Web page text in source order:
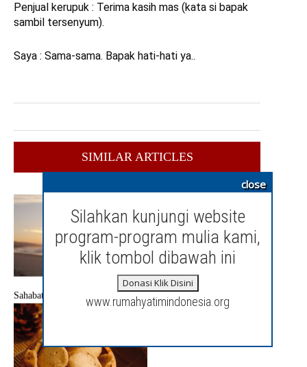
close
Silahkan kunjungi website
program-program mulia kami,
klik tombol dibawah ini
Donasi Klik Disini
www.rumahyatimindonesia.org
Penjual kerupuk : Terima kasih mas (kata si bapak
sambil tersenyum).
Saya : Sama-sama. Bapak hati-hati ya..
SIMILAR ARTICLES
Sahabat Nabi Yang Sabar